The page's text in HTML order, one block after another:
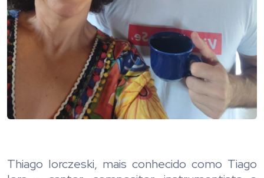
Thiago Iorczeski, mais conhecido como Tiago